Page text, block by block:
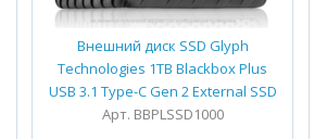
Внешний диск SSD Glyph
Technologies 1TB Blackbox Plus
USB 3.1 Type-C Gen 2 External SSD
Арт. BBPLSSD1000